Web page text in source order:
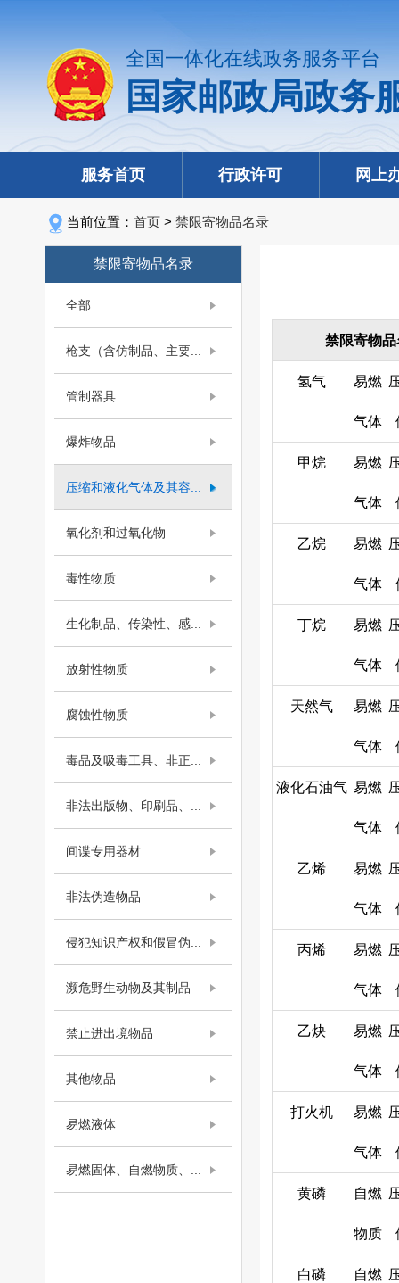
全国一体化在线政务服务平台
国家邮政局政务
服务首页 行政许可 网上
当前位置： 首页 > 禁限寄物品名录
禁限寄物品名录
全部
枪支（含仿制品、主要...
管制器具
爆炸物品
压缩和液化气体及其容...
氧化剂和过氧化物
毒性物质
生化制品、传染性、感...
放射性物质
腐蚀性物质
毒品及吸毒工具、非正...
非法出版物、印刷品、...
间谍专用器材
非法伪造物品
侵犯知识产权和假冒伪...
濒危野生动物及其制品
禁止进出境物品
其他物品
易燃液体
易燃固体、自燃物质、...
禁限寄物
氢气 易燃
气体
甲烷 易燃
气体
乙烷 易燃
气体
丁烷 易燃
气体
天然气 易燃
气体
液化石油气 易燃
气体
乙烯 易燃
气体
丙烯 易燃
气体
乙炔 易燃
气体
打火机 易燃
气体
黄磷 自燃
物质
白磷 自燃